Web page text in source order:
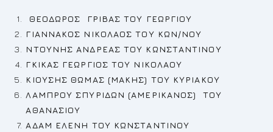
ΘΕΟΔΩΡΟΣ ΓΡΙΒΑΣ ΤΟΥ ΓΕΩΡΓΙΟΥ
ΓΙΑΝΝΑΚΟΣ ΝΙΚΟΛΑΟΣ ΤΟΥ ΚΩΝ/ΝΟΥ
ΝΤΟΥΝΗΣ ΑΝΔΡΕΑΣ ΤΟΥ ΚΩΝΣΤΑΝΤΙΝΟΥ
ΓΚΙΚΑΣ ΓΕΩΡΓΙΟΣ ΤΟΥ ΝΙΚΟΛΑΟΥ
ΚΙΟΥΣΗΣ ΘΩΜΑΣ (ΜΑΚΗΣ) ΤΟΥ ΚΥΡΙΑΚΟΥ
ΛΑΜΠΡΟΥ ΣΠΥΡΙΔΩΝ (ΑΜΕΡΙΚΑΝΟΣ) ΤΟΥ
ΑΘΑΝΑΣΙΟΥ
ΑΔΑΜ ΕΛΕΝΗ ΤΟΥ ΚΩΝΣΤΑΝΤΙΝΟΥ